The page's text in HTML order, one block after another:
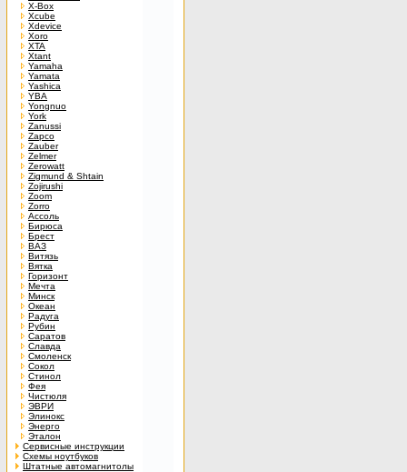
X-Box
Xcube
Xdevice
Xoro
XTA
Xtant
Yamaha
Yamata
Yashica
YBA
Yongnuo
York
Zanussi
Zapco
Zauber
Zelmer
Zerowatt
Zigmund & Shtain
Zojirushi
Zoom
Zorro
Ассоль
Бирюса
Брест
ВАЗ
Витязь
Вятка
Горизонт
Мечта
Минск
Океан
Радуга
Рубин
Саратов
Славда
Смоленск
Сокол
Стинол
Фея
Чистюля
ЭВРИ
Элинокс
Энерго
Эталон
Сервисные инструкции
Схемы ноутбуков
Штатные автомагнитолы